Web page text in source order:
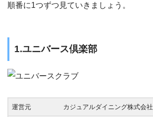
順番に1つずつ見ていきましょう。
1.ユニバース倶楽部
運営元 カジュアルダイニング株式会社